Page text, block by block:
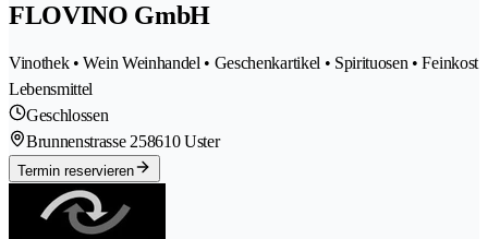
FLOVINO GmbH
Vinothek • Wein Weinhandel • Geschenkartikel • Spirituosen • Feinkost
Lebensmittel
Geschlossen
Brunnenstrasse 258610 Uster
Termin reservieren